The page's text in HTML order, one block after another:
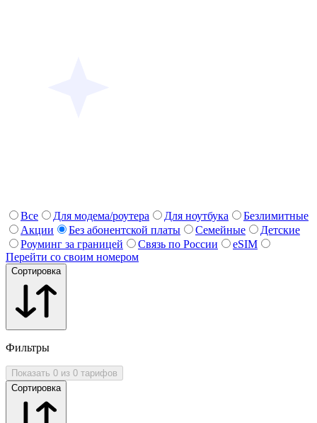
Все Для модема/роутера Для ноутбука
Безлимитные
Акции
Без абонентской платы Семейные
Детские
Роуминг за границей
Связь по России
eSIM
Перейти со своим номером
Сортировка
Фильтры
Показать 0 из 0 тарифов
Сортировка